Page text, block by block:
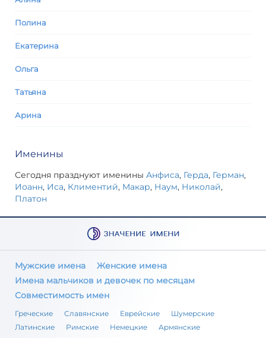
Полина
Екатерина
Ольга
Татьяна
Арина
Именины
Сегодня празднуют именины Анфиса, Герда, Герман,
Иоанн, Иса, Климентий, Макар, Наум, Николай,
Платон
Мужские имена
Женские имена
Имена мальчиков и девочек по месяцам
Совместимость имен
Греческие Славянские Еврейские
Шумерские
Латинские
Римские Немецкие
Армянские